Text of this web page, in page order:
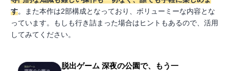
す。また本作は2部構成となっており、ボリューミーな内容とな
っています。もしも行き詰まった場合はヒントもあるので、活用
してみてください。
脱出ゲーム 深夜の公園で、もう一